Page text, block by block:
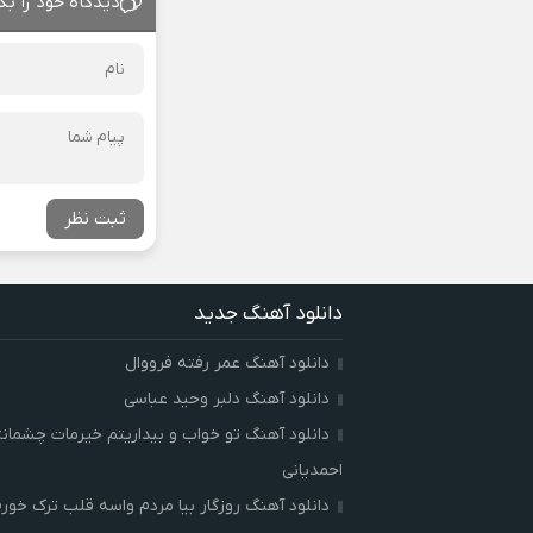
ثبت نظر
دانلود آهنگ جدید
دانلود آهنگ عمر رفته فرووال
دانلود آهنگ دلبر وحید عباسی
دانلود آهنگ تو خواب و بیداریتم خیرمات
احمدیانی
دانلود آهنگ روزگار بیا مردم واسه قلب ترک